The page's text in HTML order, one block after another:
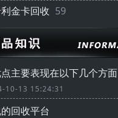
金卡回收 59
主要表现在以下几个方面
10-13 15:24:31
回收平台